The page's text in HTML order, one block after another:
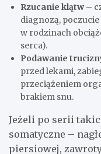
Rzucanie klątw–
diagnozą,
w rodzinach
serca).
Podawanie
przed lekami,
przeciążeniem
brakiem snu.
Jeżeli po serii
somatyczne –
piersiowej,